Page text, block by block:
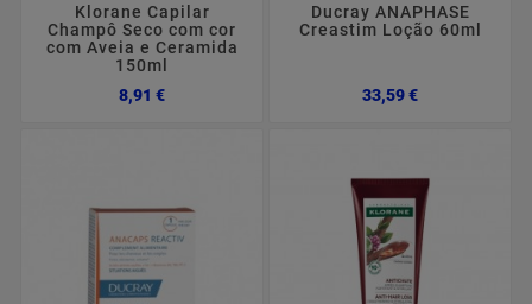
Klorane Capilar
Champô Seco com cor
com Aveia e Ceramida
150ml
8,91 €Preço
Ducray ANAPHASE
Creastim Loção 60ml
33,59 €Preço